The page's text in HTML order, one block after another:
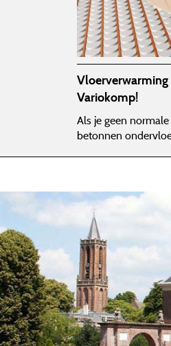
Vloerverwarming
Variokomp!
Als je geen
betonnen